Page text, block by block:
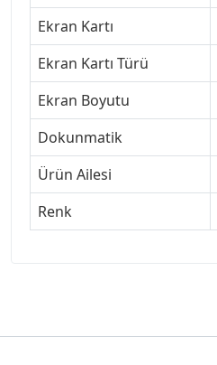
Ekran Kartı
Ekran Kartı Türü
Ekran Boyutu
Dokunmatik
Ürün Ailesi
Renk